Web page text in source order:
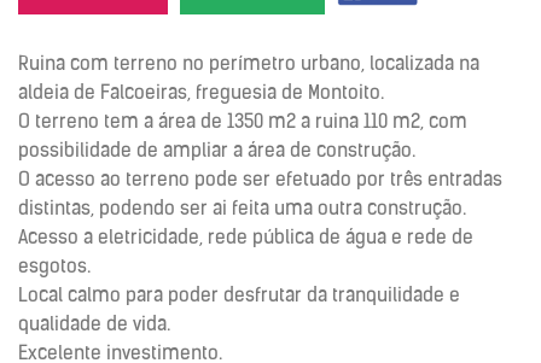
Ruina com terreno no perímetro urbano, localizada na
aldeia de Falcoeiras, freguesia de Montoito.
O terreno tem a área de 1350 m2 a ruina 110 m2, com
possibilidade de ampliar a área de construção.
O acesso ao terreno pode ser efetuado por três entradas
distintas, podendo ser ai feita uma outra construção.
Acesso a eletricidade, rede pública de água e rede de
esgotos.
Local calmo para poder desfrutar da tranquilidade e
qualidade de vida.
Excelente investimento.